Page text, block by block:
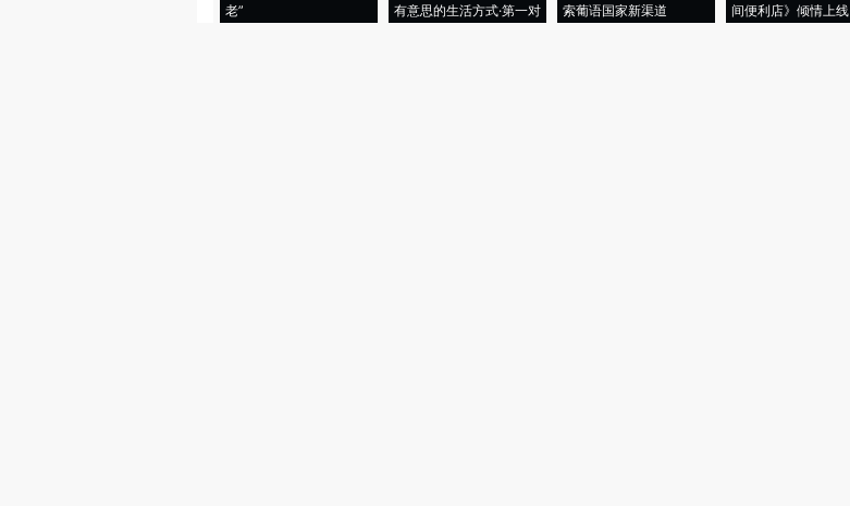
老”
有意思的生活方式·第一对
索葡语国家新渠道
间便利店》倾情上线